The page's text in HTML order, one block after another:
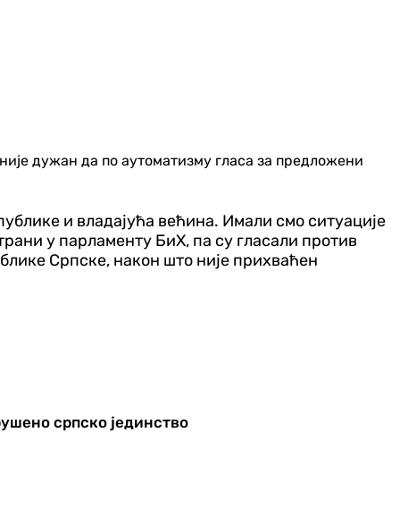
дужан да по аутоматизму гласа за предложени
и владајућа већина. Имали смо ситуације
у парламенту БиХ, па су гласали против
Српске, након што није прихваћен
српско јединство